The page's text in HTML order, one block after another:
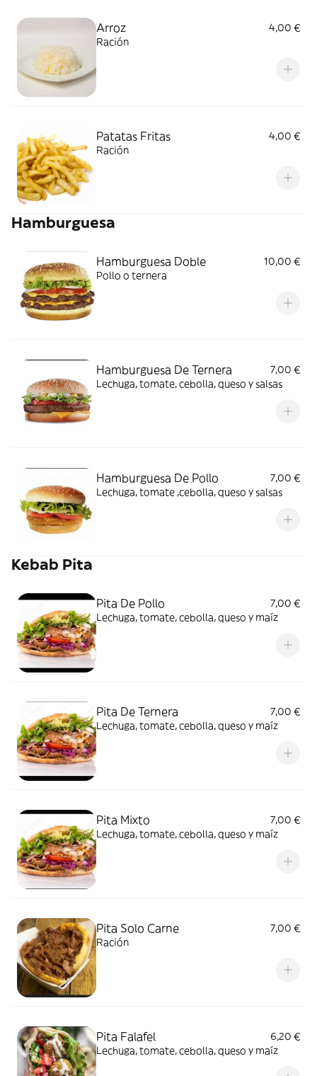
Arroz
4,00 €
Ración
Patatas Fritas
4,00 €
Ración
Hamburguesa
Hamburguesa Doble
10,00 €
Pollo o ternera
Hamburguesa De Ternera
7,00 €
Lechuga, tomate, cebolla, queso y salsas
Hamburguesa De Pollo
7,00 €
Lechuga, tomate ,cebolla, queso y salsas
Kebab Pita
Pita De Pollo
7,00 €
Lechuga, tomate, cebolla, queso y maíz
Pita De Ternera
7,00 €
Lechuga, tomate, cebolla, queso y maíz
Pita Mixto
7,00 €
Lechuga, tomate, cebolla, queso y maíz
Pita Solo Carne
7,00 €
Ración
Pita Falafel
6,20 €
Lechuga, tomate, cebolla, queso y maíz